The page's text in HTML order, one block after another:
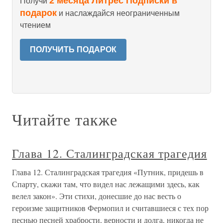
подарок и наслаждайся неограниченным
чтением
ПОЛУЧИТЬ ПОДАРОК
Читайте также
Глава 12. Сталинградская трагедия
Глава 12. Сталинградская трагедия «Путник, придешь в
Спарту, скажи там, что видел нас лежащими здесь, как
велел закон». Эти стихи, донесшие до нас весть о
героизме защитников Фермопил и считавшиеся с тех пор
песнью песней храбрости, верности и долга, никогда не